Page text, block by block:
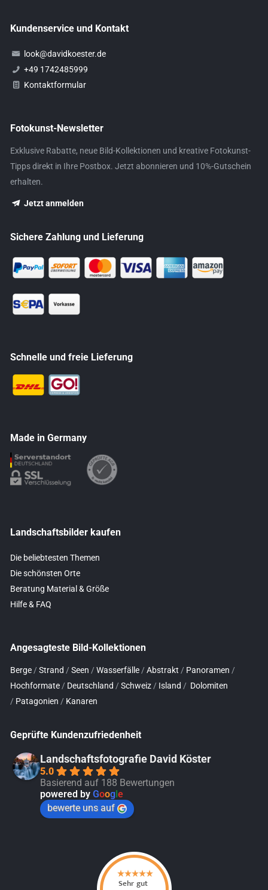
Kundenservice und Kontakt
look@davidkoester.de
+49 1742485999
Kontaktformular
Fotokunst-Newsletter
Exklusive Rabatte, neue Bild-Kollektionen und kreative Fotokunst-
Tipps direkt in Ihre Postbox. Jetzt abonnieren und 10%-Gutschein
erhalten.
Jetzt anmelden
Sichere Zahlung und Lieferung
Schnelle und freie Lieferung
Made in Germany
Landschaftsbilder kaufen
Die beliebtesten Themen
Die schönsten Orte
Beratung Material & Größe
Hilfe & FAQ
Angesagteste Bild-Kollektionen
Berge / Strand / Seen / Wasserfälle / Abstrakt / Panoramen /
Hochformate / Deutschland / Schweiz / Island / Dolomiten
/ Patagonien / Kanaren
Geprüfte Kundenzufriedenheit
Landschaftsfotografie David Köster
5.0
Basierend auf 188 Bewertungen
powered by Google
bewerte uns auf